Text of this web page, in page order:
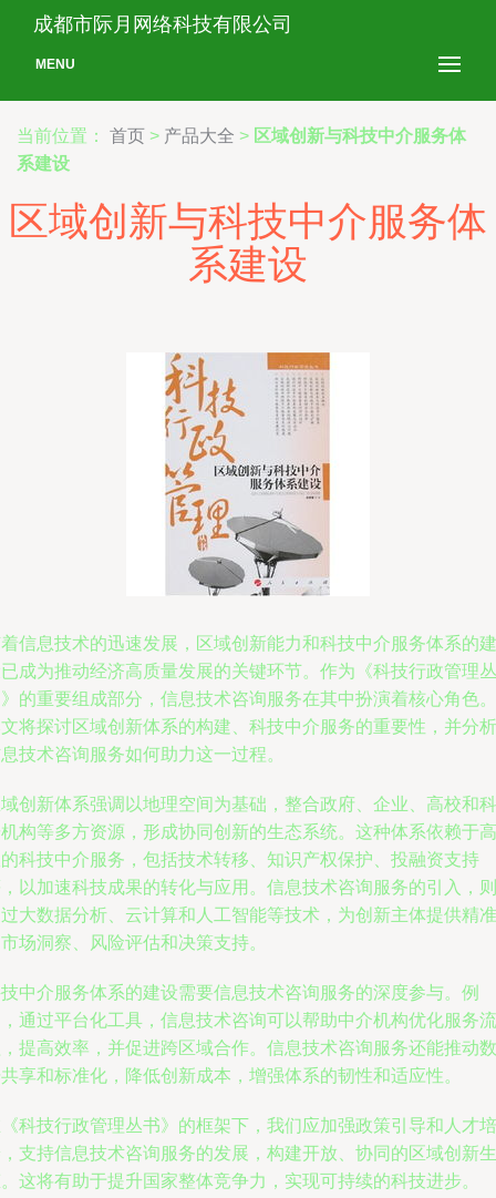
成都市际月网络科技有限公司
MENU
当前位置： 首页 > 产品大全 > 区域创新与科技中介服务体
系建设
区域创新与科技中介服务体
系建设
信息技术的迅速发展，区域创新能力和科技中介服务体系的建
成为推动经济高质量发展的关键环节。作为《科技行政管理丛
的重要组成部分，信息技术咨询服务在其中扮演着核心角色。
将探讨区域创新体系的构建、科技中介服务的重要性，并分析
技术咨询服务如何助力这一过程。
创新体系强调以地理空间为基础，整合政府、企业、高校和科
构等多方资源，形成协同创新的生态系统。这种体系依赖于高
科技中介服务，包括技术转移、知识产权保护、投融资支持
以加速科技成果的转化与应用。信息技术咨询服务的引入，则
大数据分析、云计算和人工智能等技术，为创新主体提供精准
场洞察、风险评估和决策支持。
中介服务体系的建设需要信息技术咨询服务的深度参与。例
通过平台化工具，信息技术咨询可以帮助中介机构优化服务流
提高效率，并促进跨区域合作。信息技术咨询服务还能推动数
享和标准化，降低创新成本，增强体系的韧性和适应性。
科技行政管理丛书》的框架下，我们应加强政策引导和人才培
支持信息技术咨询服务的发展，构建开放、协同的区域创新生
这将有助于提升国家整体竞争力，实现可持续的科技进步。